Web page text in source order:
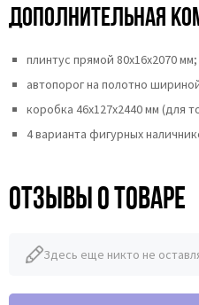
Дополнительная
плинтус прямой 80х16х2070 мм;
автопорог на полотно
коробка 46x127x2440 мм (для
4 варианта фигурных
Отзывы о товаре
Здесь еще никто не